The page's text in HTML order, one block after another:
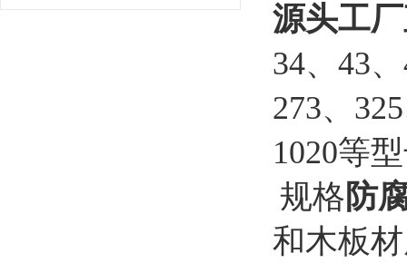
源头工
34、43
273、
1020等
规格防
和木板